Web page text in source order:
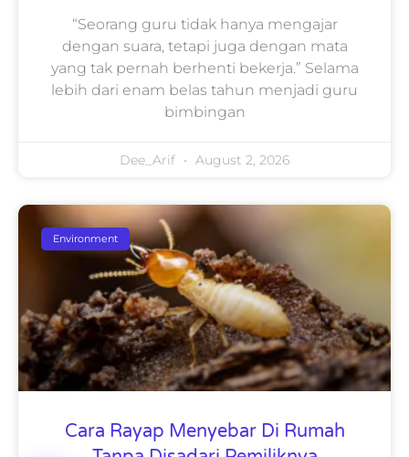
“Seorang guru tidak hanya mengajar
dengan suara, tetapi juga dengan mata
yang tak pernah berhenti bekerja.” Selama
lebih dari enam belas tahun menjadi guru
bimbingan
Dee_Arif August 2, 2026
Environment
Cara Rayap Menyebar Di Rumah